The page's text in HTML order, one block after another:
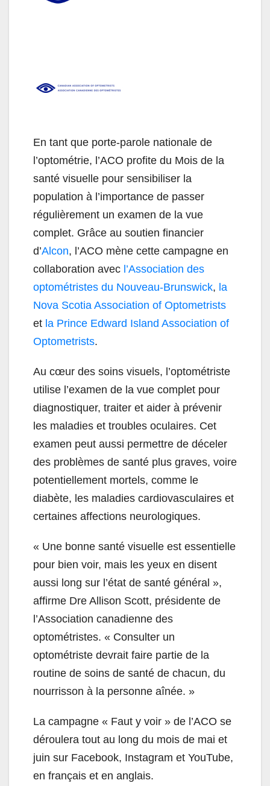
En tant que porte-parole nationale de
l’optométrie, l’ACO profite du Mois de la
santé visuelle pour sensibiliser la
population à l’importance de passer
régulièrement un examen de la vue
complet. Grâce au soutien financier
d’Alcon, l’ACO mène cette campagne en
collaboration avec l’Association des
optométristes du Nouveau-Brunswick, la
Nova Scotia Association of Optometrists
et la Prince Edward Island Association of
Optometrists.
Au cœur des soins visuels, l’optométriste
utilise l’examen de la vue complet pour
diagnostiquer, traiter et aider à prévenir
les maladies et troubles oculaires. Cet
examen peut aussi permettre de déceler
des problèmes de santé plus graves, voire
potentiellement mortels, comme le
diabète, les maladies cardiovasculaires et
certaines affections neurologiques.
« Une bonne santé visuelle est essentielle
pour bien voir, mais les yeux en disent
aussi long sur l’état de santé général »,
affirme Dre Allison Scott, présidente de
l’Association canadienne des
optométristes. « Consulter un
optométriste devrait faire partie de la
routine de soins de santé de chacun, du
nourrisson à la personne aînée. »
La campagne « Faut y voir » de l’ACO se
déroulera tout au long du mois de mai et
juin sur Facebook, Instagram et YouTube,
en français et en anglais.